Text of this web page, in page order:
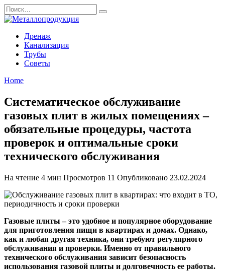
Перейти
к
содержанию
Search
for:
Дренаж
Канализация
Трубы
Советы
Home
Систематическое обслуживание
газовых плит в жилых помещениях –
обязательные процедуры, частота
проверок и оптимальные сроки
технического обслуживания
На чтение 4 мин Просмотров 11 Опубликовано 23.02.2024
Газовые плиты – это удобное и популярное оборудование
для приготовления пищи в квартирах и домах. Однако,
как и любая другая техника, они требуют регулярного
обслуживания и проверки. Именно от правильного
технического обслуживания зависит безопасность
использования газовой плиты и долговечность ее работы.